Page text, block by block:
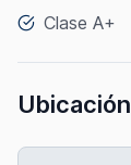
Clase A+
Ubicación